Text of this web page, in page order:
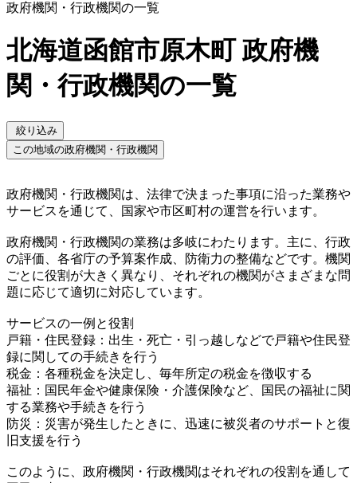
政府機関・行政機関の一覧
北海道函館市原木町 政府機
関・行政機関の一覧
絞り込み
この地域の政府機関・行政機関
政府機関・行政機関は、法律で決まった事項に沿った業務や
サービスを通じて、国家や市区町村の運営を行います。
政府機関・行政機関の業務は多岐にわたります。主に、行政
の評価、各省庁の予算案作成、防衛力の整備などです。機関
ごとに役割が大きく異なり、それぞれの機関がさまざまな問
題に応じて適切に対応しています。
サービスの一例と役割
戸籍・住民登録：出生・死亡・引っ越しなどで戸籍や住民登
録に関しての手続きを行う
税金：各種税金を決定し、毎年所定の税金を徴収する
福祉：国民年金や健康保険・介護保険など、国民の福祉に関
する業務や手続きを行う
防災：災害が発生したときに、迅速に被災者のサポートと復
旧支援を行う
このように、政府機関・行政機関はそれぞれの役割を通して